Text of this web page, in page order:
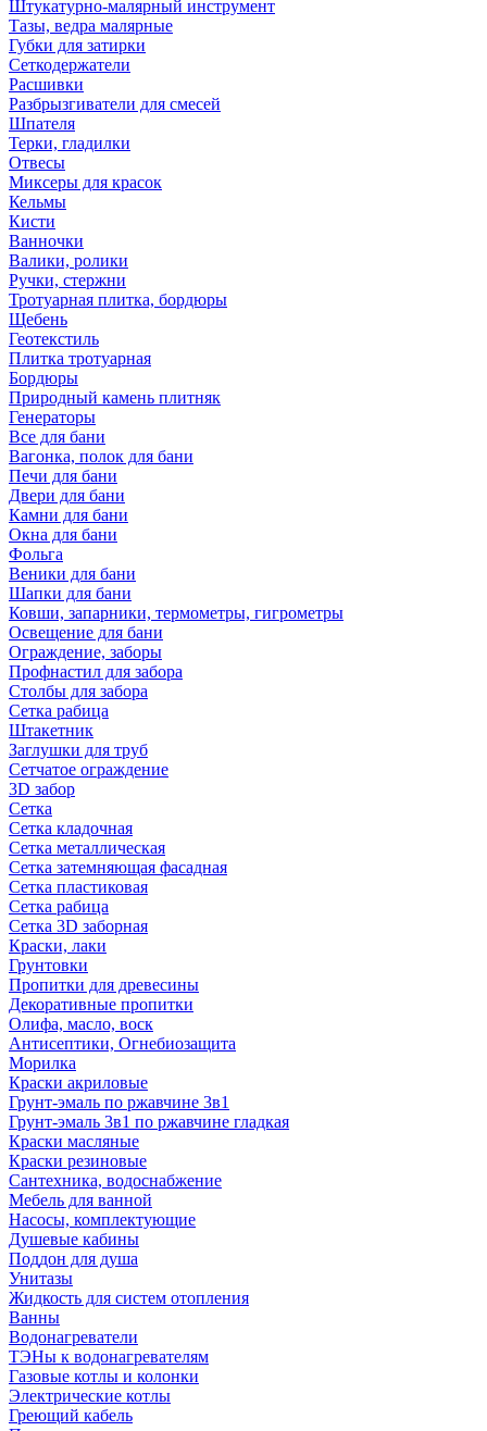
Штукатурно-малярный инструмент
Тазы, ведра малярные
Губки для затирки
Сеткодержатели
Расшивки
Разбрызгиватели для смесей
Шпателя
Терки, гладилки
Отвесы
Миксеры для красок
Кельмы
Кисти
Ванночки
Валики, ролики
Ручки, стержни
Тротуарная плитка, бордюры
Щебень
Геотекстиль
Плитка тротуарная
Бордюры
Природный камень плитняк
Генераторы
Все для бани
Вагонка, полок для бани
Печи для бани
Двери для бани
Камни для бани
Окна для бани
Фольга
Веники для бани
Шапки для бани
Ковши, запарники, термометры, гигрометры
Освещение для бани
Ограждение, заборы
Профнастил для забора
Столбы для забора
Сетка рабица
Штакетник
Заглушки для труб
Сетчатое ограждение
3D забор
Сетка
Сетка кладочная
Сетка металлическая
Сетка затемняющая фасадная
Сетка пластиковая
Сетка рабица
Сетка 3D заборная
Краски, лаки
Грунтовки
Пропитки для древесины
Декоративные пропитки
Олифа, масло, воск
Антисептики, Огнебиозащита
Морилка
Краски акриловые
Грунт-эмаль по ржавчине 3в1
Грунт-эмаль 3в1 по ржавчине гладкая
Краски масляные
Краски резиновые
Сантехника, водоснабжение
Мебель для ванной
Насосы, комплектующие
Душевые кабины
Поддон для душа
Унитазы
Жидкость для систем отопления
Ванны
Водонагреватели
ТЭНы к водонагревателям
Газовые котлы и колонки
Электрические котлы
Греющий кабель